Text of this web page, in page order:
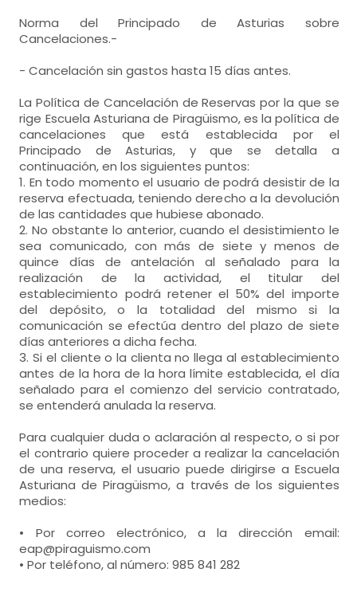
Norma del Principado de Asturias sobre
Cancelaciones.-
- Cancelación sin gastos hasta 15 días antes.
La Política de Cancelación de Reservas por la que se
rige Escuela Asturiana de Piragüismo, es la política de
cancelaciones que está establecida por el
Principado de Asturias, y que se detalla a
continuación, en los siguientes puntos:
1. En todo momento el usuario de podrá desistir de la
reserva efectuada, teniendo derecho a la devolución
de las cantidades que hubiese abonado.
2. No obstante lo anterior, cuando el desistimiento le
sea comunicado, con más de siete y menos de
quince días de antelación al señalado para la
realización de la actividad, el titular del
establecimiento podrá retener el 50% del importe
del depósito, o la totalidad del mismo si la
comunicación se efectúa dentro del plazo de siete
días anteriores a dicha fecha.
3. Si el cliente o la clienta no llega al establecimiento
antes de la hora de la hora límite establecida, el día
señalado para el comienzo del servicio contratado,
se entenderá anulada la reserva.
Para cualquier duda o aclaración al respecto, o si por
el contrario quiere proceder a realizar la cancelación
de una reserva, el usuario puede dirigirse a Escuela
Asturiana de Piragüismo, a través de los siguientes
medios:
• Por correo electrónico, a la dirección email:
eap@piraguismo.com
• Por teléfono, al número: 985 841 282